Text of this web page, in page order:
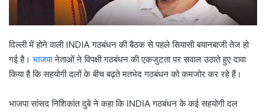
दिल्ली में होने वाली INDIA गठबंधन की बैठक से पहले सियासी बयानबाजी तेज हो
गई है। भाजपानेताओं ने विपक्षी गठबंधन की एकजुटता पर सवाल उठाते हुए दावा
किया है कि सहयोगी दलों के बीच बढ़ते मतभेद गठबंधन को कमजोर कर रहे हैं।
भाजपा सांसद निशिकांत दुबे ने कहा कि INDIA गठबंधन के कई सहयोगी दल